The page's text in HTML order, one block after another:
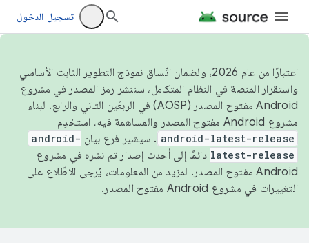
تسجيل الدخول
اعتبارًا من عام 2026، ولضمان اتّساق نموذج التطوير الثابت الأساسي
واستقرار المنصة في النظام المتكامل، سننشر رمز المصدر في مشروع
Android مفتوح المصدر (AOSP) في الربعَين الثاني والرابع. لبناء
مشروع Android مفتوح المصدر والمساهمة فيه، استخدِم
android-latest-release . سيشير فرع بيان android-
latest-release دائمًا إلى أحدث إصدار تم نشره في مشروع
Android مفتوح المصدر. لمزيد من المعلومات، يُرجى الاطّلاع على
التغييرات في مشروع Android مفتوح المصدر
.